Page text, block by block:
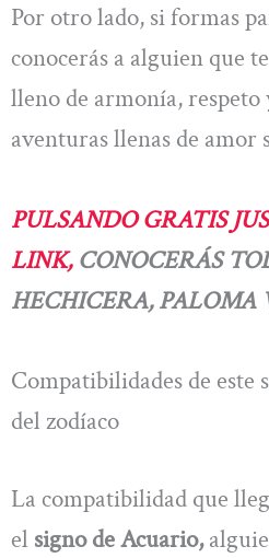
Por otro lado, si formas
conocerás a alguien que
lleno de armonía, respeto
aventuras llenas de amor
PULSANDO GRATIS
LINK,CONOCERÁS
HECHICERA, PALOMA
Compatibilidades de este
del zodíaco
La compatibilidad que
el signo de Acuario,